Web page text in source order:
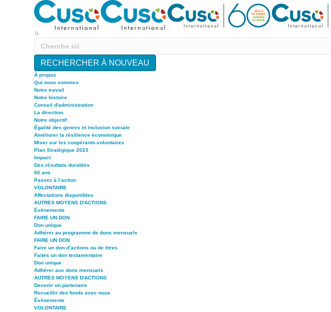
RECHERCHER À NOUVEAU
À propos
Qui nous sommes
Notre travail
Notre histoire
Conseil d'administration
La direction
Notre objectif
Égalité des genres et inclusion sociale
Améliorer la résilience économique
Miser sur les coopérants-volontaires
Plan Stratégique 2023
Impact
Des résultats durables
60 ans
Passez à l’action
VOLONTAIRE
Affectations disponibles
AUTRES MOYENS D'ACTIONS
Évènements
FAIRE UN DON
Don unique
Adhérer au programme de dons mensuels
FAIRE UN DON
Faire un don d’actions ou de titres
Faites un don testamentaire
Don unique
Adhérer aux dons mensuels
AUTRES MOYENS D'ACTIONS
Devenir un partenaire
Recueillir des fonds avec nous
Évènements
VOLONTAIRE